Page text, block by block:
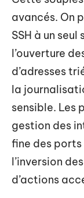
avancés. On
SSH à un
l’ouverture
d’adresses
la
sensible. Les
gestion des
fine des
l’inversion
d’actions